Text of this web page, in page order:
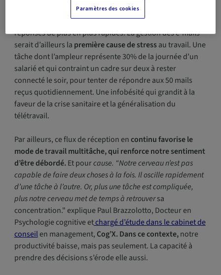
Non seulement les sollicitations sont devenues
incessantes mais elles nous contraignent à donner des
réponses de plus en plus rapides. La gestion des e-mails
serait d’ailleurs la première cause de stressau travail. Une
tâche dont l’ampleur représente 30% de la journée d’un
salarié et qui contraint un cadre sur deux à rester
connecté le soir, pour tenter de répondre aux 50 mails
reçus quotidiennement. Une infobésité qui grandit à la
faveur de la crise sanitaire et la généralisation du
télétravail.
Par ailleurs, ce flux de réception encontinu favorise le
mode de travail multitâche, qui renforce notre sentiment
d’être débordé.Et pourcause. “Notre cerveau n’est pas
capable de faire deux choses à la fois. Il oscille rapidement
d’une tâche à l’autre. Or, plus une tâche est compliquée,
plus notre cerveau met de temps à retrouversa
concentration." explique Paul Brazzolotto, Docteur en
Psychologie cognitive etchargé d’étude dans le cabinet de
conseilen management, Cog’X. Dans ce contexte,notre
productivité baisse, mais pas seulement. La capacité à
prendre des décisions s’érode elle aussi.
Paramètres des cookies